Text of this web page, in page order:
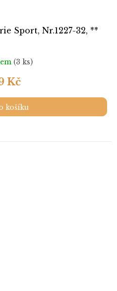
Sport, Nr.1227-32, **
(3 ks)
Kč
košíku